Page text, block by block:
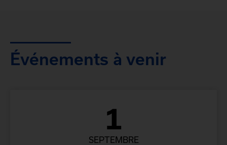
Événements à venir
1
SEPTEMBRE